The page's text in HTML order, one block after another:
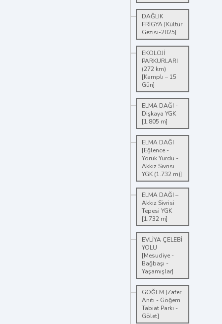
DAĞLIK
FRİGYA [Kültür
Gezisi-2025]
EKOLOJİ
PARKURLARI
(272 km)
[Kamplı – 15
Gün]
ELMA DAĞI -
Dişkaya YGK
[1.805 m]
ELMA DAĞI
[Eğlence -
Yörük Yurdu -
Akkız Sivrisi
YGK (1.732 m)]
ELMA DAĞI –
Akkız Sivrisi
Tepesi YGK
[1.732 m]
EVLİYA ÇELEBİ
YOLU
[Mesudiye -
Bağbaşı -
Yaşamışlar]
GÖĞEM [Zafer
Anıtı - Göğem
Tabiat Parkı -
Gölet]